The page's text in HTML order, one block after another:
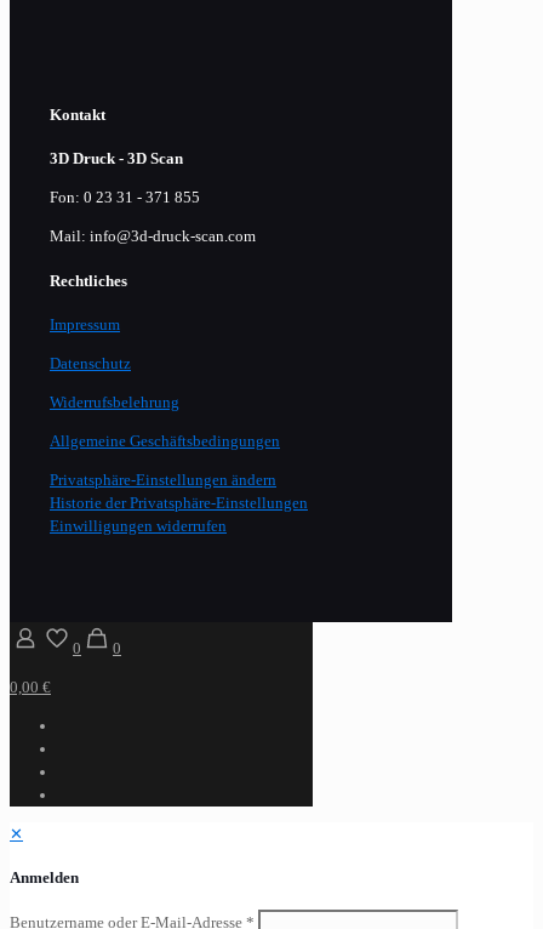
Kontakt
3D Druck - 3D Scan
Fon: 0 23 31 - 371 855
Mail: info@3d-druck-scan.com
Rechtliches
Impressum
Datenschutz
Widerrufsbelehrung
Allgemeine Geschäftsbedingungen
Privatsphäre-Einstellungen ändern
Historie der Privatsphäre-Einstellungen
Einwilligungen widerrufen
0 0
0,00 €
✕
Anmelden
Benutzername oder E-Mail-Adresse *